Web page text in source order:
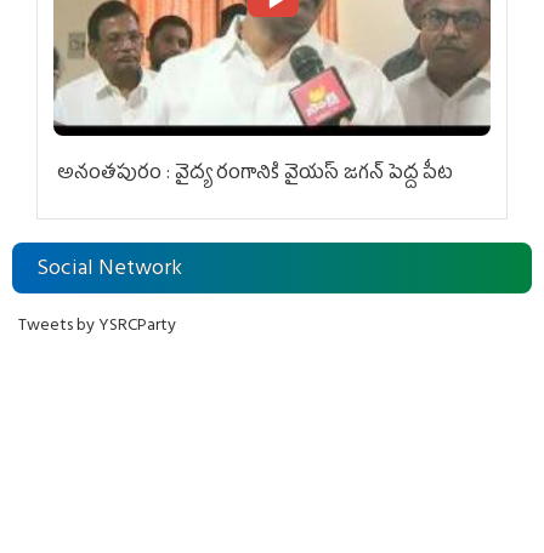
అనంతపురం : వైద్య రంగానికి వైయ‌స్ జ‌గ‌న్ పెద్ద పీట
Social Network
Tweets by YSRCParty